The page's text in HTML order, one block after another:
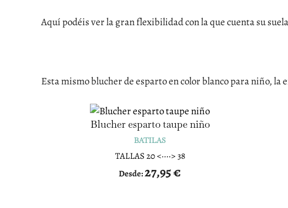
Aquí podéis ver la gran flexibilidad con la que cuenta su
Esta mismo blucher de esparto en color blanco para niño,
Blucher esparto taupe niño
BATILAS
TALLAS 20 <····> 38
Desde:27,95€